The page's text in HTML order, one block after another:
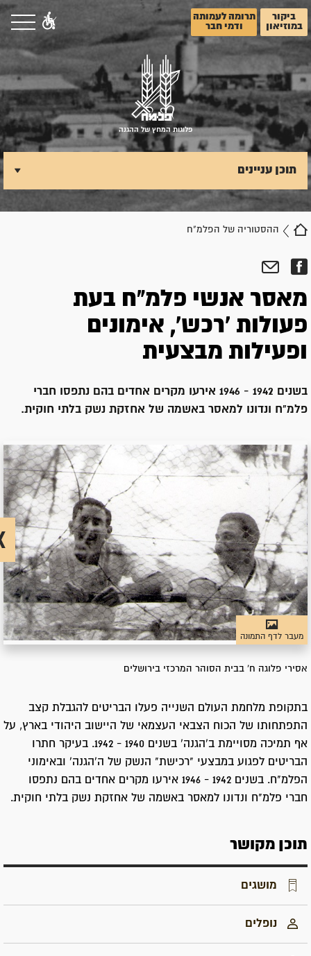
ביקור
במוזיאון
תרומה לעמותה
ודמי חבר
פלוגות המחץ של ההגנה
ההסטוריה של הפלמ"ח
תוכן עניינים
מאסר אנשי פלמ"ח בעת
פעולות 'רכש', אימונים
ופעילות מבצעית
בשנים 1942 - 1946 אירעו מקרים אחדים בהם נתפסו חברי
פלמ"ח ונדונו למאסר באשמה של אחזקת נשק בלתי חוקית.
מעבר לדף התמונה
אסירי פלוגה ח' בבית הסוהר המרכזי בירושלים
בתקופת מלחמת העולם השנייה פעלו הבריטים להגבלת קצב
התפתחותו של הכוח הצבאי העצמאי של היישוב היהודי בארץ, על
אף תמיכה מסויימת ב'הגנה' בשנים 1940 - 1942. בעיקר חתרו
הבריטים לפגוע במבצעי "רכישת" הנשק של ה'הגנה' ובאימוני
הפלמ"ח. בשנים 1942 - 1946 אירעו מקרים אחדים בהם נתפסו
חברי פלמ"ח ונדונו למאסר באשמה של אחזקת נשק בלתי חוקית.
תוכן מקושר
מושגים
נופלים